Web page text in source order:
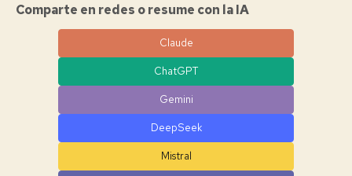
Comparte en redes o resume con la IA
Claude
ChatGPT
Gemini
DeepSeek
Mistral